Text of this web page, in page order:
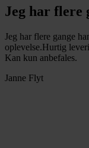
Jeg har flere
Jeg har flere gange
oplevelse.Hurtig
Kan kun anbefales.
Janne Flyt